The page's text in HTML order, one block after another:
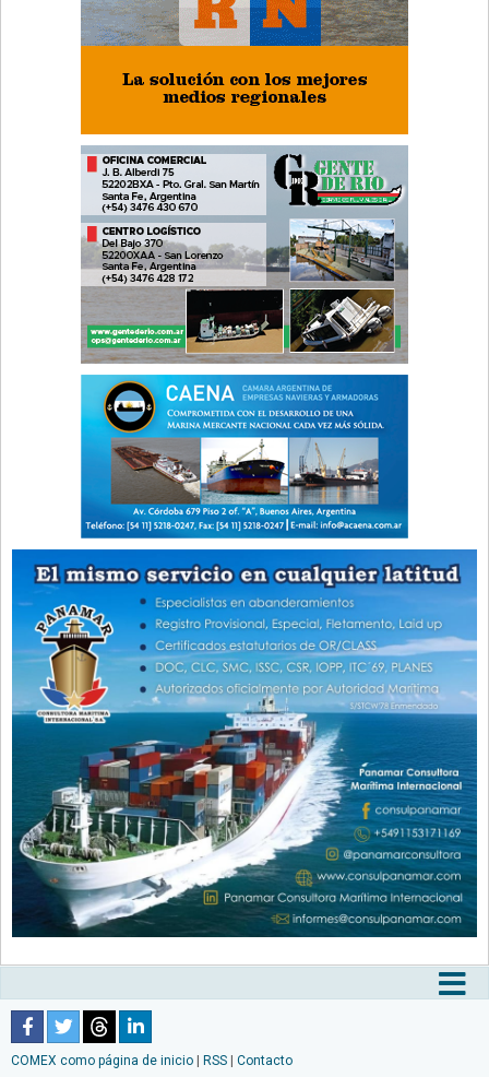
COMEX como página de inicio | RSS | Contacto